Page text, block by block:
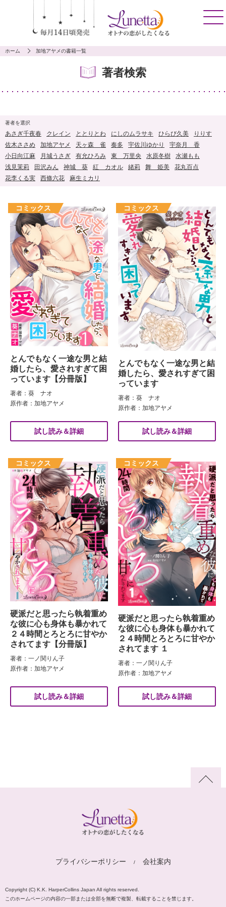
ホーム 加地アヤメの書籍一覧
著者検索
著者を選択
あさぎ千夜春 クレイン ととりとわ にしのムラサキ ひらび久美
りりす
佐木ささめ
加地アヤメ 天ヶ森 雀 奏多 宇佐川ゆかり
宇奈月 香
小日向江麻
月城うさぎ 有允ひろみ 東 万里央 水原冬樹
水瀬もも
浅見茉莉
田沢みん 神城 葵 紅 カオル 緒莉 舞 姫美
花丸百点
花李くる実
西條六花 麻生ミカリ
とんでもなく一途な男と結
婚したら、愛されすぎて困
っています【分冊版】
著者：葵 ナオ
原作者：加地アヤメ
試し読み＆詳細
とんでもなく一途な男と結
婚したら、愛されすぎて困
っています
著者：葵 ナオ
原作者：加地アヤメ
試し読み＆詳細
硬派だと思ったら執着重め
な彼に心も身体も暴かれて
２４時間とろとろに甘やか
されてます【分冊版】
著者：一ノ関りん子
原作者：加地アヤメ
試し読み＆詳細
硬派だと思ったら執着重め
な彼に心も身体も暴かれて
２４時間とろとろに甘やか
されてます １
著者：一ノ関りん子
原作者：加地アヤメ
試し読み＆詳細
プライバシーポリシー 会社案内
Copyright (C) K.K. HarperCollins Japan All rights reserved.
このホームページの内容の一部または全部を無断で複製、転載することを禁じます。